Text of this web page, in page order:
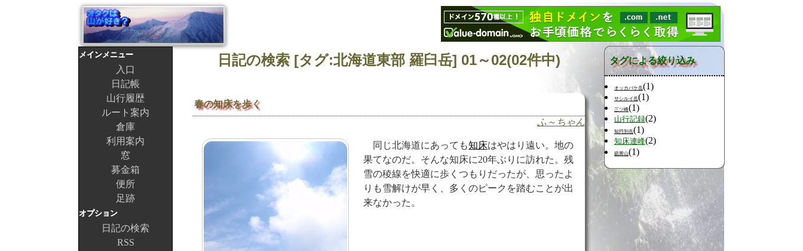
日記の検索 [タグ:北海道東部 羅臼岳] 01～02(02件中)
春の知床を歩く
ふ～ちゃん
同じ北海道にあっても知床はやはり遠い。地の
果てなのだ。そんな知床に20年ぶりに訪れた。残
雪の稜線を快適に歩くつもりだったが、思ったよ
りも雪解けが早く、多くのピークを踏むことが出
来なかった。
タグによる絞り込み
オッカバケ岳(1)
サシルイ岳(1)
三ツ峰(1)
山行記録(2)
知円別岳(1)
知床連峰(2)
硫黄山(1)
メインメニュー
入口
日記帳
山行履歴
ルート案内
倉庫
利用案内
窓
募金箱
便所
足跡
オプション
日記の検索
RSS